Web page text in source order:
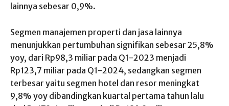
lainnya sebesar 0,9%.
Segmen manajemen properti dan jasa lainnya
menunjukkan pertumbuhan signifikan sebesar 25,8%
yoy, dari Rp98,3 miliar pada Q1-2023 menjadi
Rp123,7 miliar pada Q1-2024, sedangkan segmen
terbesar yaitu segmen hotel dan resor meningkat
9,8% yoy dibandingkan kuartal pertama tahun lalu